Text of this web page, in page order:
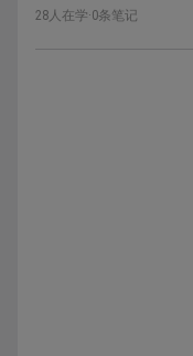
28人在学·0条笔记